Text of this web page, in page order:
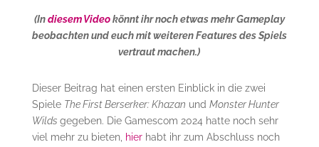
(Indiesem Videokönnt ihr noch etwas mehr Gameplay
beobachten und euch mit weiteren Features des Spiels
vertraut machen.)
Dieser Beitrag hat einen ersten Einblick in die zwei
Spiele The First Berserker: Khazan und Monster Hunter
Wilds gegeben. Die Gamescom 2024 hatte noch sehr
viel mehr zu bieten, hierhabt ihr zum Abschluss noch